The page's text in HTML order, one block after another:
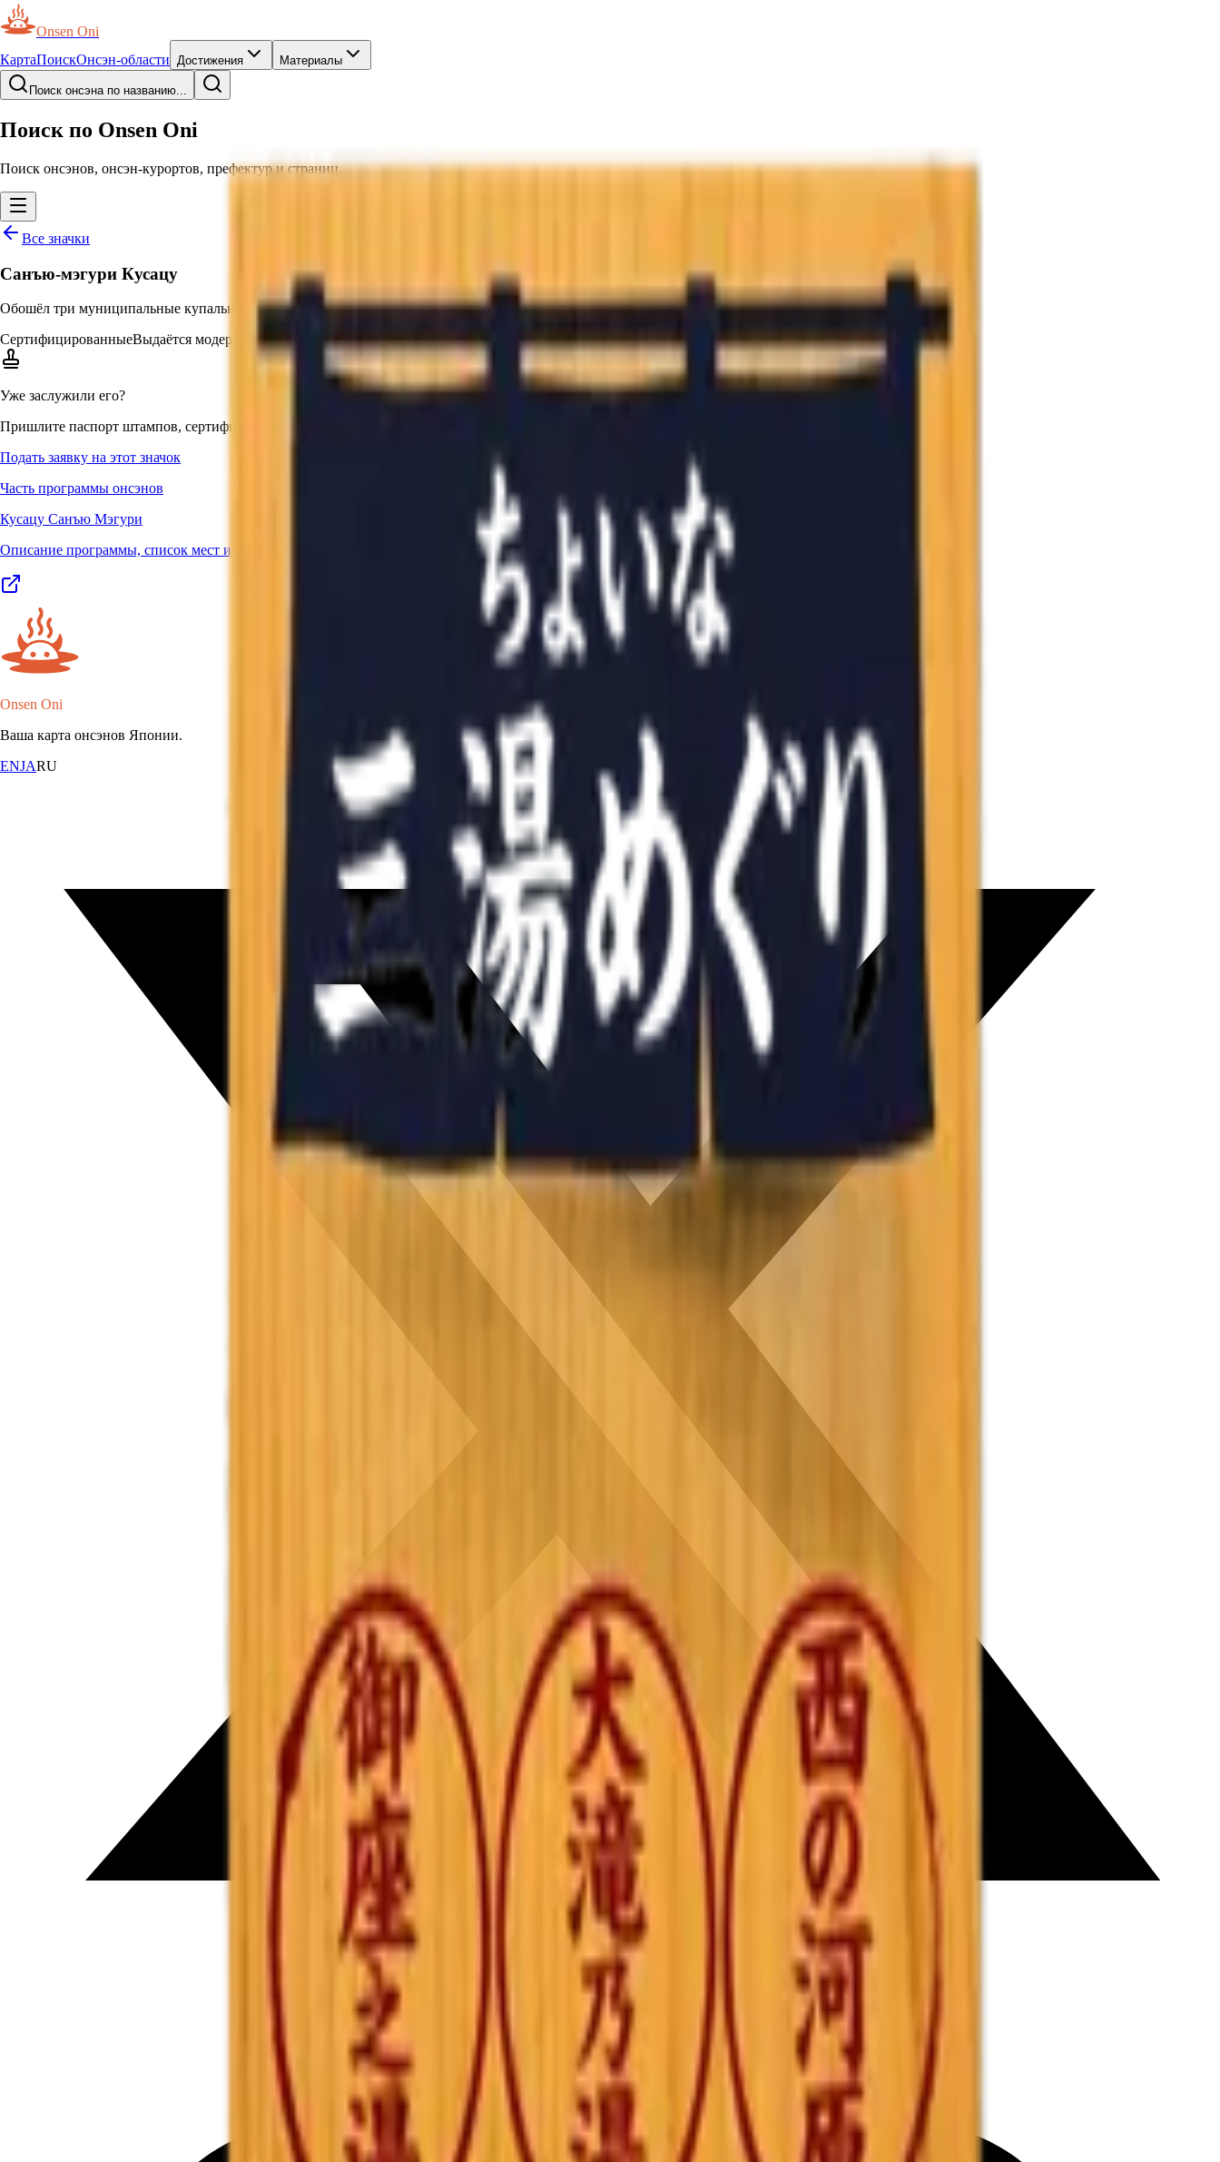
Onsen Oni
КартаПоискОнсэн-области Достижения Материалы
Поиск онсэна по названию...
Поиск по Onsen Oni
Поиск онсэнов, онсэн-курортов, префектур и страниц.
Все значки
Санъю-мэгури Кусацу
Обошёл три муниципальные купальни Кусацу (Годза-но-ю, Отаки-но-ю, Сайнокавара) и получил сертификат завершения
СертифицированныеВыдаётся модераторами— Выдаётся модераторами на основании подтверждённых реальных сертификатов
Уже заслужили его?
Пришлите паспорт штампов, сертификат или иное подтверждение, и мы добавим этот значок в ваш онсэн-паспорт.
Подать заявку на этот значок
Часть программы онсэнов
Кусацу Санъю Мэгури
Описание программы, список мест и карта →
Onsen Oni
Ваша карта онсэнов Японии.
ENJARU